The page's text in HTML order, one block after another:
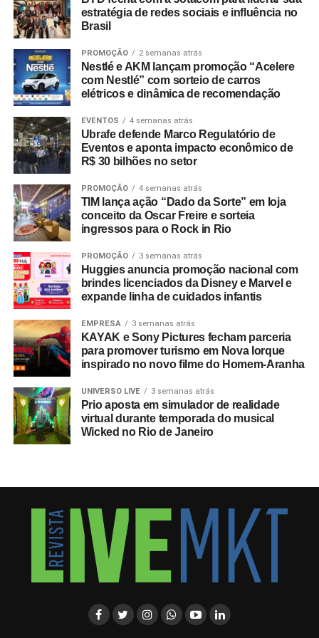
estratégia de redes sociais e influência no
Brasil
PROMOÇÃO 2 semanas atrás
Nestlé e AKM lançam promoção “Acelere
com Nestlé” com sorteio de carros
elétricos e dinâmica de recomendação
EVENTOS 4 semanas atrás
Ubrafe defende Marco Regulatório de
Eventos e aponta impacto econômico de
R$ 30 bilhões no setor
PROMOÇÃO 4 semanas atrás
TIM lança ação “Dado da Sorte” em loja
conceito da Oscar Freire e sorteia
ingressos para o Rock in Rio
PROMOÇÃO 3 semanas atrás
Huggies anuncia promoção nacional com
brindes licenciados da Disney e Marvel e
expande linha de cuidados infantis
EMPRESA 3 semanas atrás
KAYAK e Sony Pictures fecham parceria
para promover turismo em Nova Iorque
inspirado no novo filme do Homem-Aranha
UNIVERSO LIVE 3 semanas atrás
Prio aposta em simulador de realidade
virtual durante temporada do musical
Wicked no Rio de Janeiro